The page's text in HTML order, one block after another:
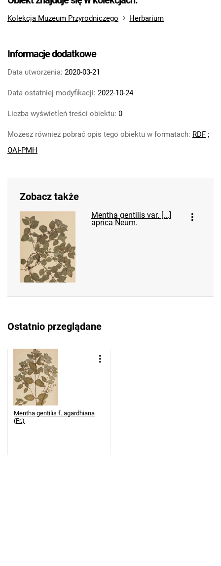
Kolekcja Muzeum Przyrodniczego Herbarium
Informacje dodatkowe
Data utworzenia: 2020-03-21
Data ostatniej modyfikacji: 2022-10-24
Liczba wyświetleń treści obiektu: 0
Możesz również pobrać opis tego obiektu w formatach: RDF ;
OAI-PMH
Zobacz także
Mentha gentilis var. [...]
aprica Neum.
Ostatnio przeglądane
Mentha gentilis f. agardhiana
(Fr.)